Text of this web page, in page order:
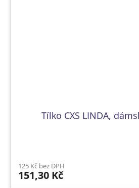
Tílko CXS LINDA,
125 Kč bez DPH
151,30 Kč